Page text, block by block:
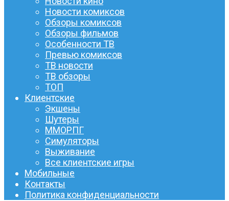
Новости комиксов
Обзоры комиксов
Обзоры фильмов
Особенности ТВ
Превью комиксов
ТВ новости
ТВ обзоры
ТОП
Клиентские
Экшены
Шутеры
ММОРПГ
Симуляторы
Выживание
Все клиентские игры
Мобильные
Контакты
Политика конфиденциальности